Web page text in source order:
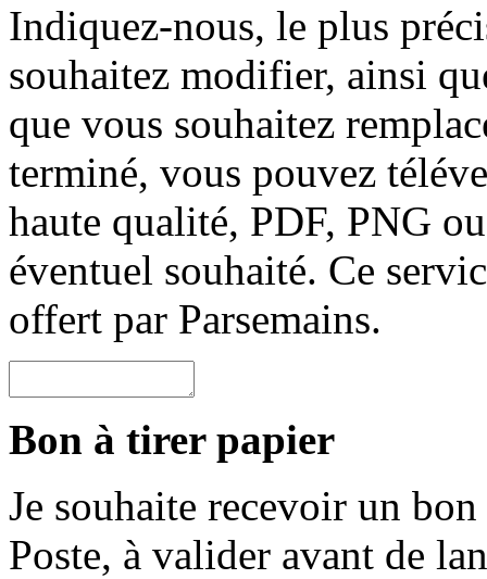
Indiquez-nous, le plus
souhaitez modifier, ainsi
que vous souhaitez
terminé, vous pouvez
haute qualité, PDF, PNG
éventuel souhaité. Ce
offert par Parsemains.
Bon à tirer papier
Je souhaite recevoir un
Poste, à valider avant de